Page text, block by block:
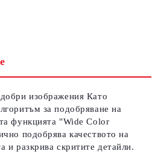
на работния ден.
изображения Като
за подобряване на
функцията "Wide Color
подобрява качеството на
и разкрива скритите детайли.